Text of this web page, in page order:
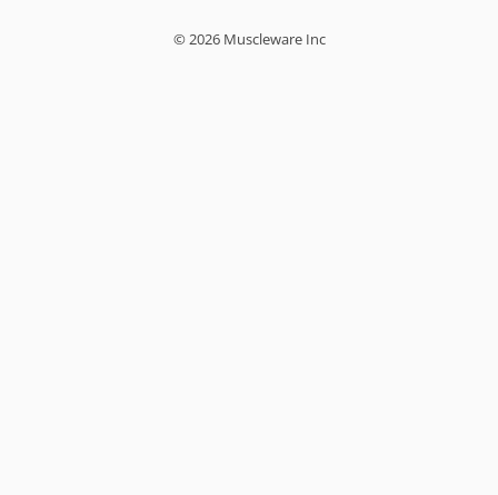
© 2026 Muscleware Inc